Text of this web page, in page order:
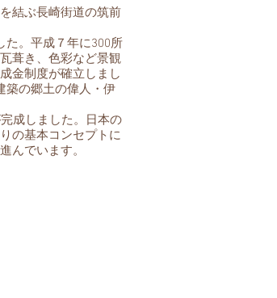
結ぶ長崎街道の筑前
。平成７年に300所
葺き、色彩など景観
金制度が確立しまし
築の郷土の偉人・伊
成しました。日本の
の基本コンセプトに
んでいます。